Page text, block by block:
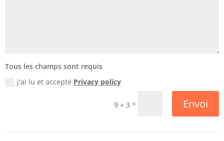
Tous les champs sont requis
j'ai lu et accepté Privacy policy
9 + 3 = Envoi